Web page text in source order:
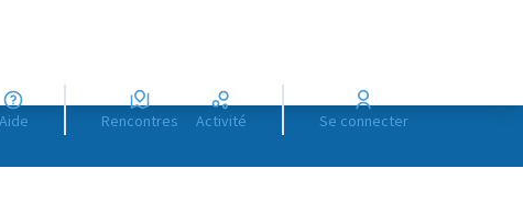
Aide Rencontres Activité Se connecter